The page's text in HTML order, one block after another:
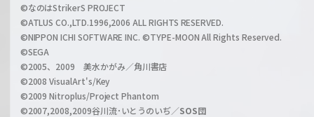
h
a
n
l
©なのはStrikerS PROJECT
©ATLUS CO.,LTD.1996,2006 ALL RIGHTS RESERVED.
©NIPPON ICHI SOFTWARE INC. ©TYPE-MOON All Rights Reserved.
©SEGA
©2005、2009 美水かがみ／角川書店
©2008 VisualArt's/Key
©2009 Nitroplus/Project Phantom
©2007,2008,2009谷川流･いとうのいぢ／SOS団